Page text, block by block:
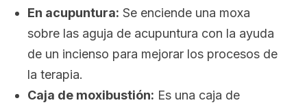
En acupuntura: Se enciende una moxa
sobre las aguja de acupuntura con la ayuda
de un incienso para mejorar los procesos de
la terapia.
Caja de moxibustión: Es una caja de